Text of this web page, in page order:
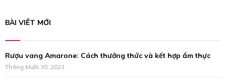
c
o
r
BÀI VIẾT MỚI
Rượu vang Amarone: Cách thưởng thức và kết hợp ẩm thực
Tháng Mười 30, 2023